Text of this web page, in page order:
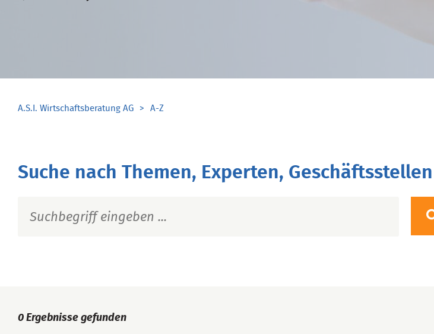
A.S.I. Wirtschaftsberatung AG A-Z
Suche nach Themen, Experten,
0 Ergebnisse gefunden